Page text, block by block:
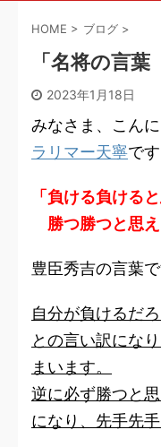
HOME > ブログ >
「名将の言
2023年1月18日
みなさま、こんに
ラリマー天寧です
「負ける負ける
勝つ勝つと思え
豊臣秀吉の言葉で
自分が負けるだ
との言い訳にな
まいます。
逆に必ず勝つと
になり、先手先